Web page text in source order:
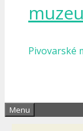
Pivovarské
Menu